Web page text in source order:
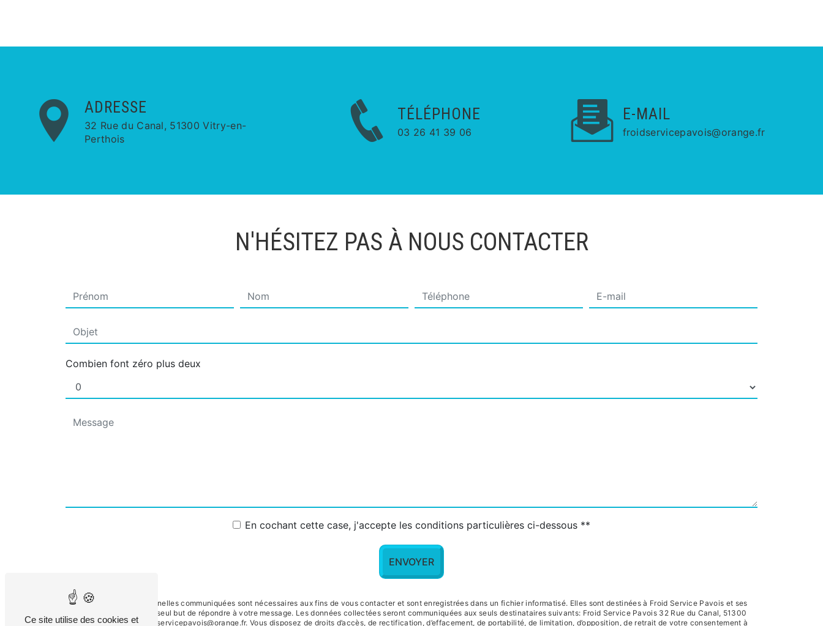
ADRESSE
32 Rue du Canal, 51300 Vitry-en-
Perthois
TÉLÉPHONE
03 26 41 39 06
E-MAIL
froidservicepavois@orange.fr
N'HÉSITEZ PAS À NOUS CONTACTER
Combien font zéro plus deux
En cochant cette case, j'accepte les conditions particulières ci-dessous **
ENVOYER
** Les données personnelles communiquées sont nécessaires aux fins de vous contacter et sont enregistrées dans un fichier informatisé. Elles sont destinées à Froid Service Pavois et ses
sous-traitants dans le seul but de répondre à votre message. Les données collectées seront communiquées aux seuls destinataires suivants: Froid Service Pavois 32 Rue du Canal, 51300
Vitry-en-Perthois froidservicepavois@orange.fr. Vous disposez de droits d’accès, de rectification, d’effacement, de portabilité, de limitation, d’opposition, de retrait de votre consentement à
Ce site utilise des cookies et